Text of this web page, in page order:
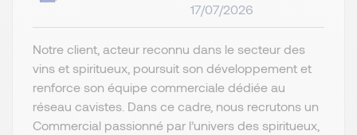
17/07/2026
Notre client, acteur reconnu dans le secteur des
vins et spiritueux, poursuit son développement et
renforce son équipe commerciale dédiée au
réseau cavistes. Dans ce cadre, nous recrutons un
Commercial passionné par l’univers des spiritueux,